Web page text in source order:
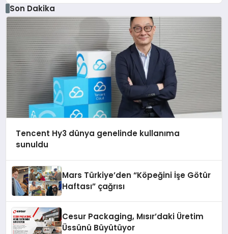
Son Dakika
Tencent Hy3 dünya genelinde kullanıma
sunuldu
Mars Türkiye’den “Köpeğini İşe Götür
Haftası” çağrısı
Cesur Packaging, Mısır’daki Üretim
Üssünü Büyütüyor